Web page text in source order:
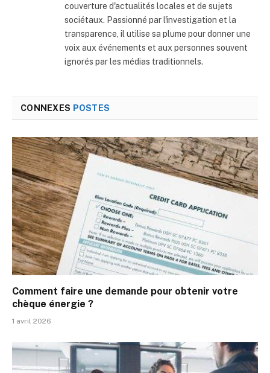
couverture d'actualités locales et de sujets
sociétaux. Passionné par l'investigation et la
transparence, il utilise sa plume pour donner une
voix aux événements et aux personnes souvent
ignorés par les médias traditionnels.
CONNEXES POSTES
Comment faire une demande pour obtenir votre
chèque énergie ?
1 avril 2026